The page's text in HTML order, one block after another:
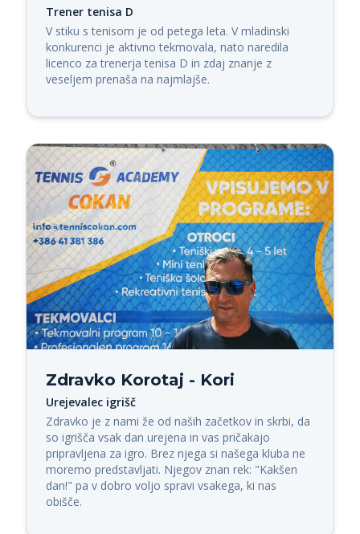
Trener tenisa D
V stiku s tenisom je od petega leta. V mladinski
konkurenci je aktivno tekmovala, nato naredila
licenco za trenerja tenisa D in zdaj znanje z
veseljem prenaša na najmlajše.
Zdravko Korotaj - Kori
Urejevalec igrišč
Zdravko je z nami že od naših začetkov in skrbi, da
so igrišča vsak dan urejena in vas pričakajo
pripravljena za igro. Brez njega si našega kluba ne
moremo predstavljati. Njegov znan rek: "Kakšen
dan!" pa v dobro voljo spravi vsakega, ki nas
obišče.